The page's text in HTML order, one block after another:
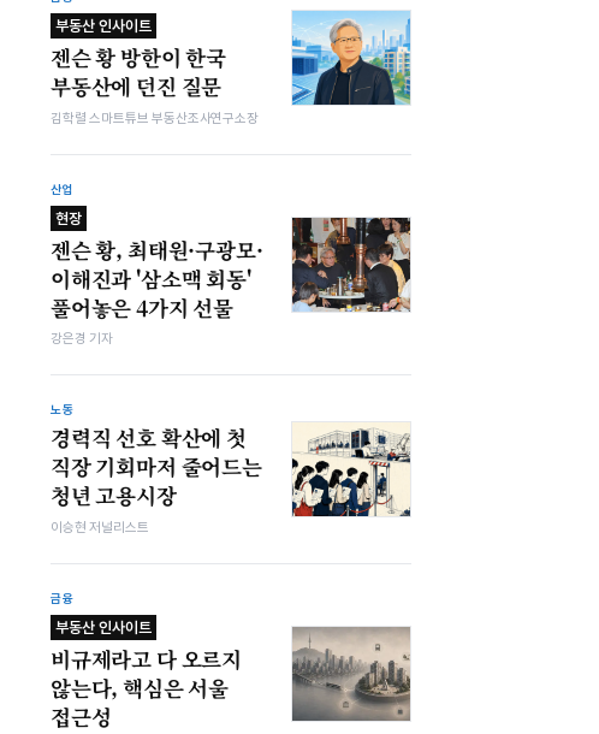
부동산 인사이트
젠슨 황 방한이 한국
부동산에 던진 질문
김학렬 스마트튜브 부동산조사연구소장
산업
현장
젠슨 황, 최태원·구광모·
이해진과 '삼소맥 회동'
풀어놓은 4가지 선물
강은경 기자
노동
경력직 선호 확산에 첫
직장 기회마저 줄어드는
청년 고용시장
이승현 저널리스트
금융
부동산 인사이트
비규제라고 다 오르지
않는다, 핵심은 서울
접근성